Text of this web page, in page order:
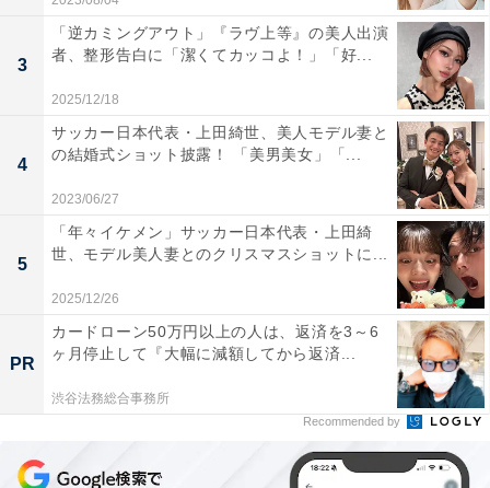
3
「逆カミングアウト」『ラヴ上等』の美人出演
者、整形告白に「潔くてカッコよ！」「好...
2025/12/18
4
サッカー日本代表・上田綺世、美人モデル妻と
の結婚式ショット披露！ 「美男美女」「...
2023/06/27
5
「年々イケメン」サッカー日本代表・上田綺
世、モデル美人妻とのクリスマスショットに...
2025/12/26
PR
カードローン50万円以上の人は、返済を3～6
ヶ月停止して『大幅に減額してから返済...
渋谷法務総合事務所
Recommended by